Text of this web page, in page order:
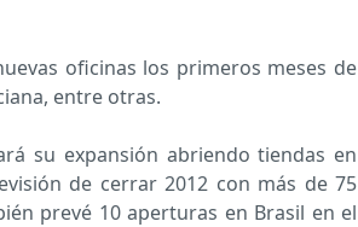
oficinas los primeros meses de
entre otras.
su expansión abriendo tiendas en
de cerrar 2012 con más de 75
prevé 10 aperturas en Brasil en el